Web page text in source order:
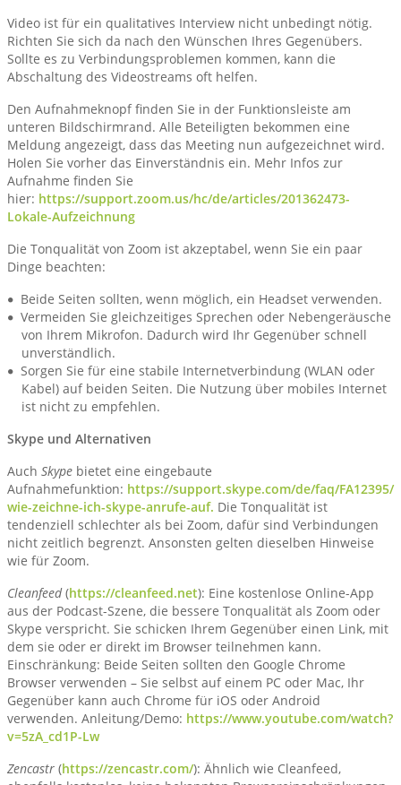
Video ist für ein qualitatives Interview nicht unbedingt nötig.
Richten Sie sich da nach den Wünschen Ihres Gegenübers.
Sollte es zu Verbindungsproblemen kommen, kann die
Abschaltung des Videostreams oft helfen.
Den Aufnahmeknopf finden Sie in der Funktionsleiste am
unteren Bildschirmrand. Alle Beteiligten bekommen eine
Meldung angezeigt, dass das Meeting nun aufgezeichnet wird.
Holen Sie vorher das Einverständnis ein. Mehr Infos zur
Aufnahme finden Sie
hier: https://support.zoom.us/hc/de/articles/201362473-
Lokale-Aufzeichnung
Die Tonqualität von Zoom ist akzeptabel, wenn Sie ein paar
Dinge beachten:
Beide Seiten sollten, wenn möglich, ein Headset verwenden.
Vermeiden Sie gleichzeitiges Sprechen oder Nebengeräusche
von Ihrem Mikrofon. Dadurch wird Ihr Gegenüber schnell
unverständlich.
Sorgen Sie für eine stabile Internetverbindung (WLAN oder
Kabel) auf beiden Seiten. Die Nutzung über mobiles Internet
ist nicht zu empfehlen.
Skype und Alternativen
Auch Skype bietet eine eingebaute
Aufnahmefunktion: https://support.skype.com/de/faq/FA12395/
wie-zeichne-ich-skype-anrufe-auf. Die Tonqualität ist
tendenziell schlechter als bei Zoom, dafür sind Verbindungen
nicht zeitlich begrenzt. Ansonsten gelten dieselben Hinweise
wie für Zoom.
Cleanfeed(https://cleanfeed.net): Eine kostenlose Online-App
aus der Podcast-Szene, die bessere Tonqualität als Zoom oder
Skype verspricht. Sie schicken Ihrem Gegenüber einen Link, mit
dem sie oder er direkt im Browser teilnehmen kann.
Einschränkung: Beide Seiten sollten den Google Chrome
Browser verwenden – Sie selbst auf einem PC oder Mac, Ihr
Gegenüber kann auch Chrome für iOS oder Android
verwenden. Anleitung/Demo: https://www.youtube.com/watch?
v=5zA_cd1P-Lw
Zencastr (https://zencastr.com/): Ähnlich wie Cleanfeed,